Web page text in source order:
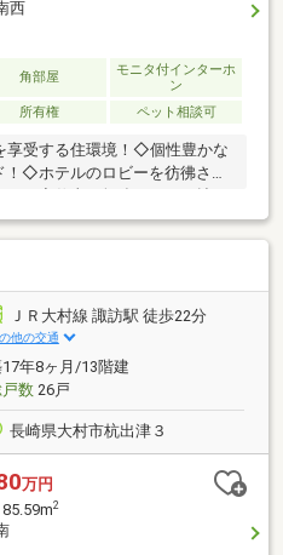
西
角部屋
モニタ付インターホ
ン
所有権 ペット相談可
受する住環境！◇個性豊かな
◇ホテルのロビーを彷彿させ
！◇自然美溢れる有機的な空間
ス！◇日常生活の基盤となる施
！◇築浅！角部屋！90㎡超！
２ＷＩＣ！◇新幹線を臨める
ーにはトランクルーム！◇ペ
◇駐車場はシャッターゲート
メールボックス一体型宅配ロ
場！◇駅にもバス停にも徒歩
ＪＲ大村線 諏訪駅 徒歩22分
他の交通
年8ヶ月/13階建
数26戸
長崎県大村市杭出津３
万円
2